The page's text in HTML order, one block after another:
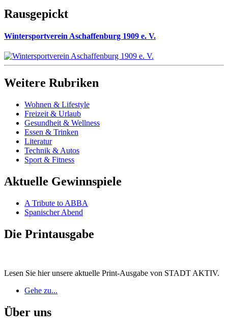
Rausgepickt
Wintersportverein Aschaffenburg 1909 e. V.
Weitere Rubriken
Wohnen & Lifestyle
Freizeit & Urlaub
Gesundheit & Wellness
Essen & Trinken
Literatur
Technik & Autos
Sport & Fitness
Aktuelle Gewinnspiele
A Tribute to ABBA
Spanischer Abend
Die Printausgabe
Lesen Sie hier unsere aktuelle Print-Ausgabe von STADT AKTIV.
Gehe zu...
Über uns